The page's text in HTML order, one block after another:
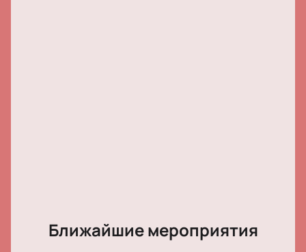
Ближайшие мероприятия